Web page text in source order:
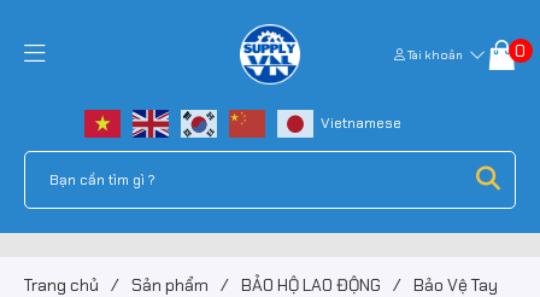
Tài khoản 0
Trang chủ / Sản phẩm / BẢO HỘ LAO ĐỘNG / Bảo Vệ Tay